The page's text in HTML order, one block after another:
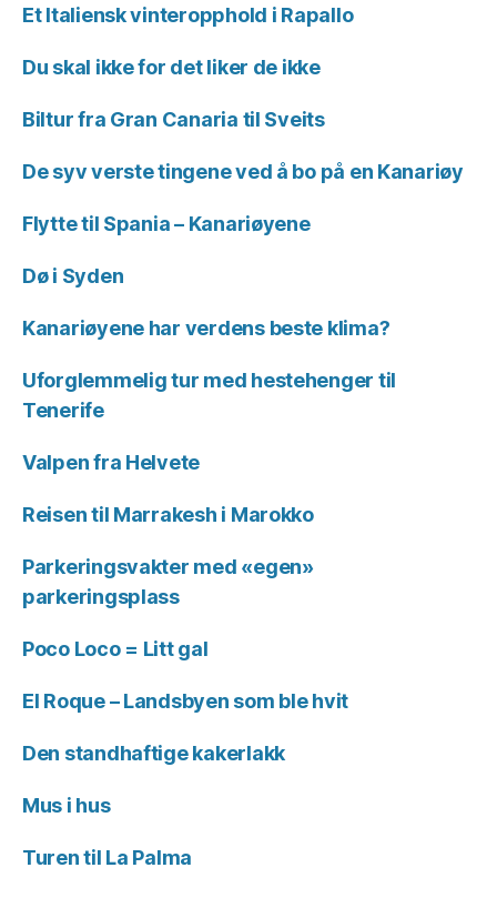
Et Italiensk vinteropphold i Rapallo
Du skal ikke for det liker de ikke
Biltur fra Gran Canaria til Sveits
De syv verste tingene ved å bo på en Kanariøy
Flytte til Spania – Kanariøyene
Dø i Syden
Kanariøyene har verdens beste klima?
Uforglemmelig tur med hestehenger til
Tenerife
Valpen fra Helvete
Reisen til Marrakesh i Marokko
Parkeringsvakter med «egen»
parkeringsplass
Poco Loco = Litt gal
El Roque – Landsbyen som ble hvit
Den standhaftige kakerlakk
Mus i hus
Turen til La Palma